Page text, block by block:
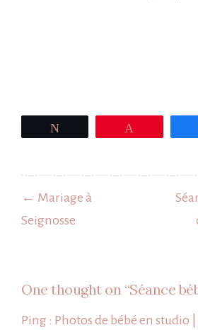
de
l’article
← Mariage à
Seignosse
One thought on “Séance
Ping : Photos de bébé en studio